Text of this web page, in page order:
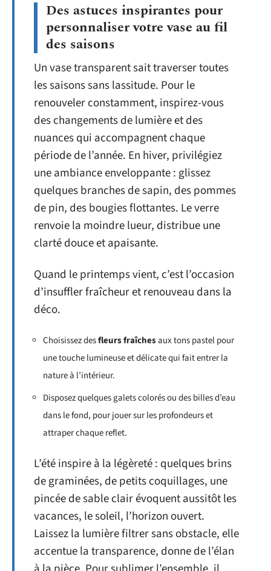
Des astuces inspirantes pour
personnaliser votre vase au fil
des saisons
Un vase transparent sait traverser toutes
les saisons sans lassitude. Pour le
renouveler constamment, inspirez-vous
des changements de lumière et des
nuances qui accompagnent chaque
période de l’année. En hiver, privilégiez
une ambiance enveloppante : glissez
quelques branches de sapin, des pommes
de pin, des bougies flottantes. Le verre
renvoie la moindre lueur, distribue une
clarté douce et apaisante.
Quand le printemps vient, c’est l’occasion
d’insuffler fraîcheur et renouveau dans la
déco.
Choisissez desfleurs fraîchesaux tons pastel pour
une touche lumineuse et délicate qui fait entrer la
nature à l’intérieur.
Disposez quelques galets colorés ou des billes d’eau
dans le fond, pour jouer sur les profondeurs et
attraper chaque reflet.
L’été inspire à la légèreté : quelques brins
de graminées, de petits coquillages, une
pincée de sable clair évoquent aussitôt les
vacances, le soleil, l’horizon ouvert.
Laissez la lumière filtrer sans obstacle, elle
accentue la transparence, donne de l’élan